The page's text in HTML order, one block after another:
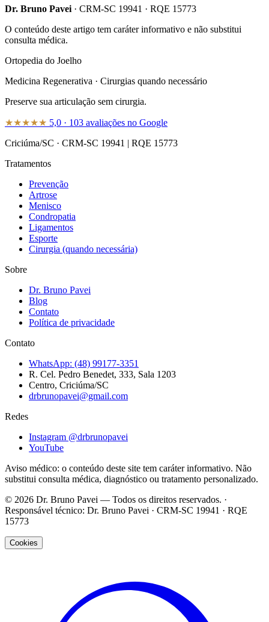
Dr. Bruno Pavei · CRM-SC 19941 · RQE 15773
O conteúdo deste artigo tem caráter informativo e não substitui
consulta médica.
Ortopedia do Joelho
Medicina Regenerativa · Cirurgias quando necessário
Preserve sua articulação sem cirurgia.
★★★★★ 5,0 · 103 avaliações no Google
Criciúma/SC · CRM-SC 19941 | RQE 15773
Tratamentos
Prevenção
Artrose
Menisco
Condropatia
Ligamentos
Esporte
Cirurgia (quando necessária)
Sobre
Dr. Bruno Pavei
Blog
Contato
Política de privacidade
Contato
WhatsApp: (48) 99177-3351
R. Cel. Pedro Benedet, 333, Sala 1203
Centro, Criciúma/SC
drbrunopavei@gmail.com
Redes
Instagram @drbrunopavei
YouTube
Aviso médico: o conteúdo deste site tem caráter informativo. Não
substitui consulta médica, diagnóstico ou tratamento personalizado.
© 2026 Dr. Bruno Pavei — Todos os direitos reservados. ·
Responsável técnico: Dr. Bruno Pavei · CRM-SC 19941 · RQE
15773
Cookies